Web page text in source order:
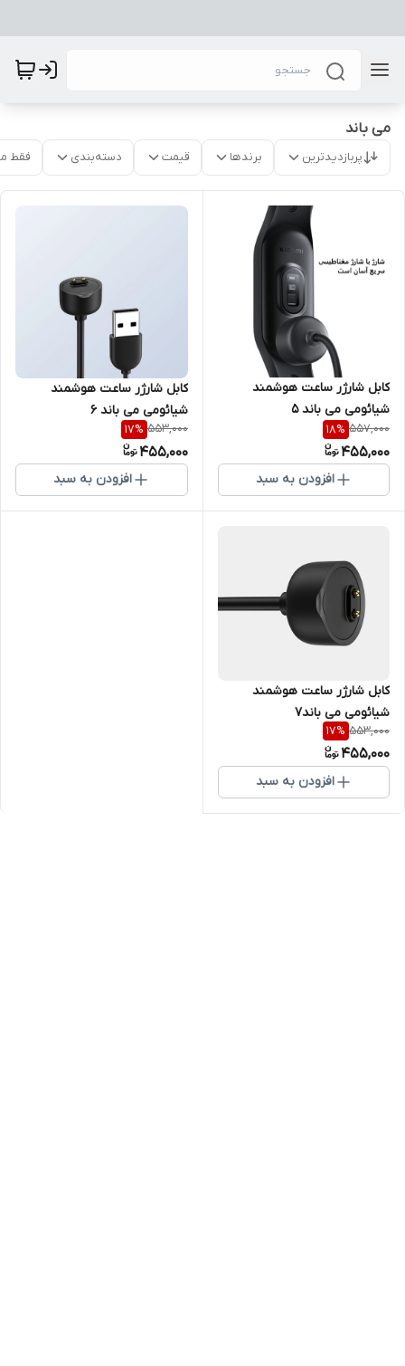
می باند
پربازدیدترین برندها قیمت دسته‌بندی فقط
کابل شارژر ساعت هوشمند
شیائومی می باند 5
557,000
18%
455,000
افزودن به سبد
کابل شارژر ساعت هوشمند
شیائومی می باند 6
553,000
17%
455,000
افزودن به سبد
کابل شارژر ساعت هوشمند
شیائومی می باند7
553,000
17%
455,000
افزودن به سبد